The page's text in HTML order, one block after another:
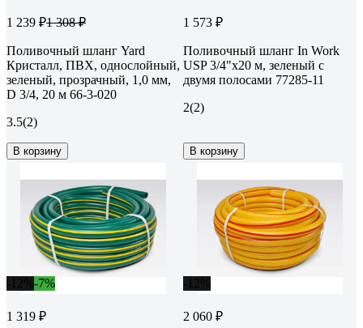
1 239 ₽1 308 ₽
Поливочный шланг Yard
Кристалл, ПВХ, однослойный,
зеленый, прозрачный, 1,0 мм,
D 3/4, 20 м 66-3-020
3.5(2)
В корзину
1 573 ₽
Поливочный шланг In Work
USP 3/4"x20 м, зеленый с
двумя полосами 77285-11
2(2)
В корзину
-7%
1 319 ₽ 2 060 ₽